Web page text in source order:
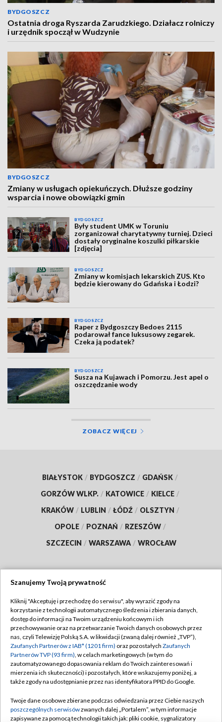
BYDGOSZCZ
Ostatnia droga Ryszarda Zarudzkiego. Działacz rolniczy
i urzędnik spoczął w Wudzynie
BYDGOSZCZ
Zmiany w usługach opiekuńczych. Dłuższe godziny
wsparcia i nowe obowiązki gmin
BYDGOSZCZ
Były student UMK w Toruniu
zorganizował charytatywny turniej. Dzieci
dostały oryginalne koszulki piłkarskie
[zdjęcia]
BYDGOSZCZ
Zmiany w komisjach lekarskich ZUS. Kto
będzie kierowany do Gdańska i Łodzi?
BYDGOSZCZ
Raper z Bydgoszczy Bedoes 2115
podarował fance luksusowy zegarek.
Czeka ją podatek?
BYDGOSZCZ
Susza na Kujawach i Pomorzu. Jest apel o
oszczędzanie wody
ZOBACZ WIĘCEJ
BIAŁYSTOK / BYDGOSZCZ / GDAŃSK /
GORZÓW WLKP. / KATOWICE / KIELCE /
KRAKÓW / LUBLIN / ŁÓDŹ / OLSZTYN /
OPOLE / POZNAŃ / RZESZÓW /
SZCZECIN / WARSZAWA / WROCŁAW
TVP
Abonament TVP
Emisja w TVP
Centrum informacji TVP
Naziemna Telewizja Cyfrowa
Rada Programowa
Regulamin TVP
Polityka prywatności
Moje zgody
Pomoc
Kontakt
Szanujemy Twoją prywatność
Kliknij "Akceptuję i przechodzę do serwisu", aby wyrazić zgody na
korzystanie z technologii automatycznego śledzenia i zbierania danych,
dostęp do informacji na Twoim urządzeniu końcowym i ich
przechowywanie oraz na przetwarzanie Twoich danych osobowych przez
nas, czyli Telewizję Polską S.A. w likwidacji (zwaną dalej również „TVP”),
Zaufanych Partnerów z IAB* (1201 firm) oraz pozostałych Zaufanych
Partnerów TVP (93 firm), w celach marketingowych (w tym do
zautomatyzowanego dopasowania reklam do Twoich zainteresowań i
mierzenia ich skuteczności) i pozostałych, które wskazujemy poniżej, a
także zgody na udostępnianie przez nas identyfikatora PPID do Google.
Twoje dane osobowe zbierane podczas odwiedzania przez Ciebie naszych
poszczególnych serwisówzwanych dalej „Portalem”, w tym informacje
zapisywane za pomocą technologii takich jak: pliki cookie, sygnalizatory